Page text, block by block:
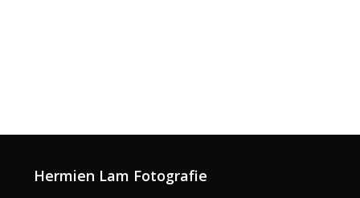
Hermien Lam Fotografie